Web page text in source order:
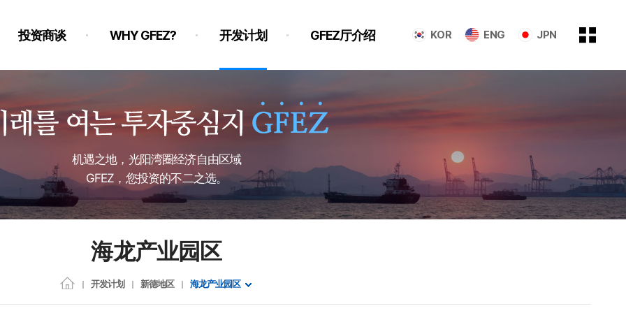
KOR ENG JPN
投资商谈 WHY GFEZ? 开发计划 GFEZ厅介绍
机遇之地，光阳湾圈经济自由区域
GFEZ，您投资的不二之选。
海龙产业园区
开发计划 新德地区 海龙产业园区